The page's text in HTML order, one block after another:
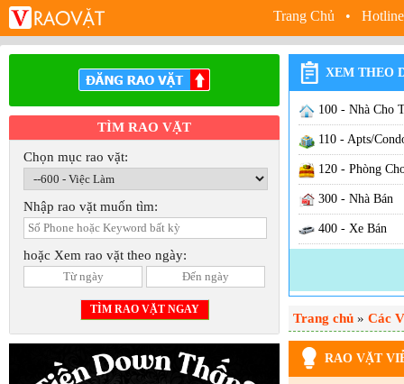
Trang Chủ •
TÌM RAO VẶT
Chọn mục rao vặt:
Nhập rao vặt muốn tìm:
hoặc Xem rao vặt theo ngày:
XEM THEO
100 - Nhà Cho
110 - Apts/
120 - Phòng
300 - Nhà Bán
400 - Xe Bán
600 - Việc Làm
630 - Việc Nhà
640 - Việc
650 - Việc Hair
Trang chủ » Các
RAO VẶT